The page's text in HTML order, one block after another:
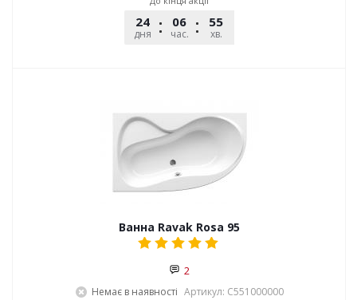
24
дня
06
час.
55
хв.
Ванна Ravak Rosa 95
2
Немає в наявності Артикул: C551000000